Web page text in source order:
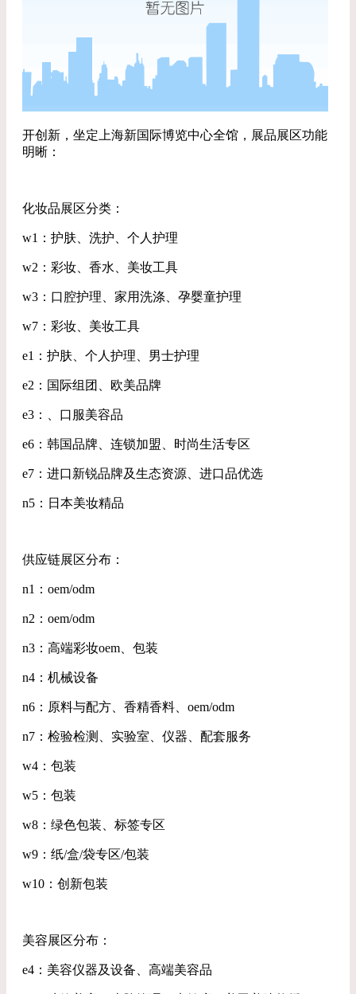
开创新，坐定上海新国际博览中心全馆，展品展区功能
明晰：
化妆品展区分类：
w1：护肤、洗护、个人护理
w2：彩妆、香水、美妆工具
w3：口腔护理、家用洗涤、孕婴童护理
w7：彩妆、美妆工具
e1：护肤、个人护理、男士护理
e2：国际组团、欧美品牌
e3：、口服美容品
e6：韩国品牌、连锁加盟、时尚生活专区
e7：进口新锐品牌及生态资源、进口品优选
n5：日本美妆精品
供应链展区分布：
n1：oem/odm
n2：oem/odm
n3：高端彩妆oem、包装
n4：机械设备
n6：原料与配方、香精香料、oem/odm
n7：检验检测、实验室、仪器、配套服务
w4：包装
w5：包装
w8：绿色包装、标签专区
w9：纸/盒/袋专区/包装
w10：创新包装
美容展区分布：
e4：美容仪器及设备、高端美容品